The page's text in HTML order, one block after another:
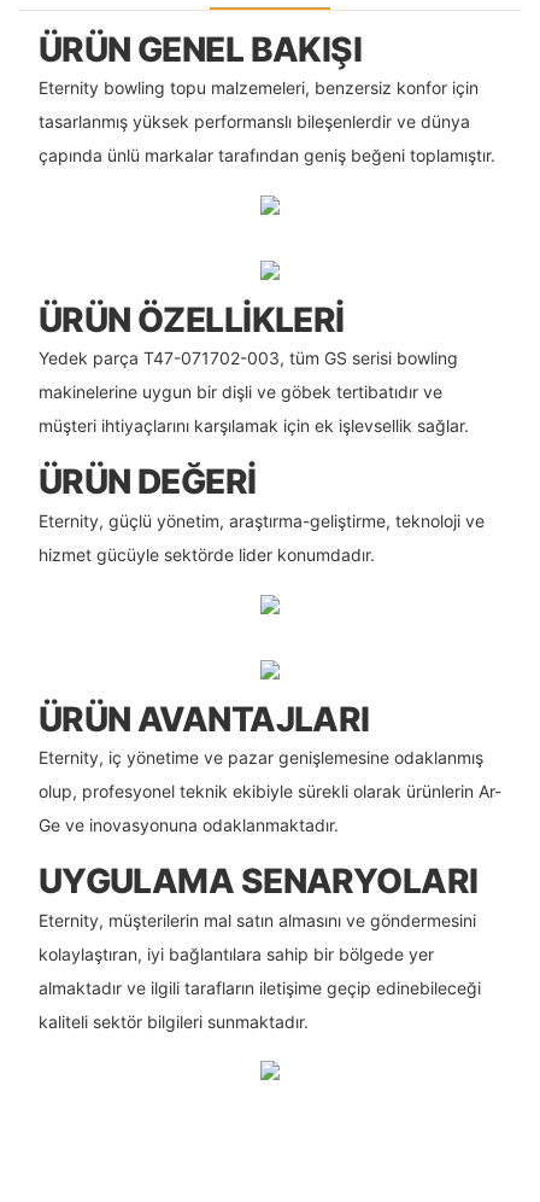
ÜRÜN GENEL BAKIŞI
Eternity bowling topu malzemeleri, benzersiz konfor için
tasarlanmış yüksek performanslı bileşenlerdir ve dünya
çapında ünlü markalar tarafından geniş beğeni toplamıştır.
ÜRÜN ÖZELLIKLERI
Yedek parça T47-071702-003, tüm GS serisi bowling
makinelerine uygun bir dişli ve göbek tertibatıdır ve
müşteri ihtiyaçlarını karşılamak için ek işlevsellik sağlar.
ÜRÜN DEĞERI
Eternity, güçlü yönetim, araştırma-geliştirme, teknoloji ve
hizmet gücüyle sektörde lider konumdadır.
ÜRÜN AVANTAJLARI
Eternity, iç yönetime ve pazar genişlemesine odaklanmış
olup, profesyonel teknik ekibiyle sürekli olarak ürünlerin Ar-
Ge ve inovasyonuna odaklanmaktadır.
UYGULAMA SENARYOLARI
Eternity, müşterilerin mal satın almasını ve göndermesini
kolaylaştıran, iyi bağlantılara sahip bir bölgede yer
almaktadır ve ilgili tarafların iletişime geçip edinebileceği
kaliteli sektör bilgileri sunmaktadır.